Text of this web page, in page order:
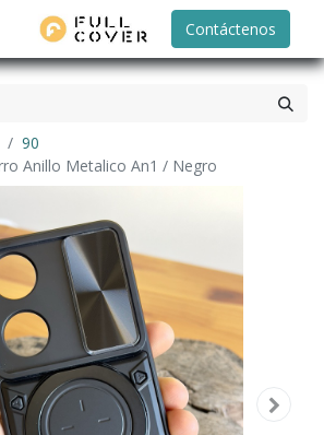
Contáctenos
90
Anillo Metalico An1 / Negro